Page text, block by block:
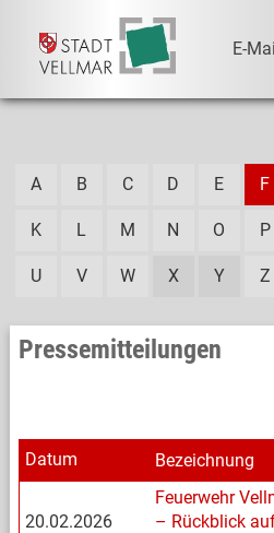
E-
A B C D E F
K L M N O P
U V W X Y Z
Pressemitteilungen
Datum Bezeichnung
20.02.2026
Feuerwehr
– Rückblick